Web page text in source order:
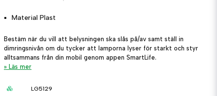
Material Plast
Bestäm när du vill att belysningen ska slås på/av samt ställ in
dimringsnivån om du tycker att lamporna lyser för starkt och styr
alltsammans från din mobil genom appen SmartLife.
Läs mer
LG5129